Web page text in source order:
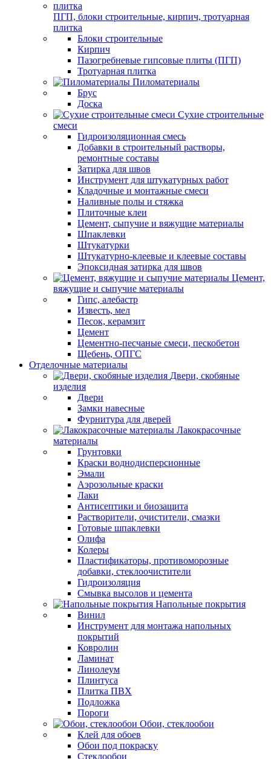
ПГП, блоки строительные, кирпич, тротуарная
плитка
Блоки строительные
Кирпич
Пазогребневые гипсовые плиты (ПГП)
Тротуарная плитка
Пиломатериалы
Брус
Доска
Сухие строительные
смеси
Гидроизоляционная смесь
Добавки в строительный растворы,
ремонтные составы
Затирка для швов
Инструмент для штукатурных работ
Кладочные и монтажные смеси
Наливные полы и стяжка
Плиточные клеи
Цемент, сыпучие и вяжущие материалы
Шпаклевки
Штукатурки
Штукатурно-клеевые и клеевые составы
Эпоксидная затирка для швов
Цемент,
вяжущие и сыпучие материалы
Гипс, алебастр
Известь, мел
Песок, керамзит
Цемент
Цементно-песчаные смеси, пескобетон
Щебень, ОПГС
Отделочные материалы
Двери, скобяные
изделия
Двери
Замки навесные
Фурнитура для дверей
Лакокрасочные
материалы
Грунтовки
Краски воднодисперсионные
Эмали
Аэрозольные краски
Лаки
Антисептики и биозащита
Растворители, очистители, смазки
Готовые шпаклевки
Олифа
Колеры
Пластификаторы, противоморозные
добавки, стеклоочистители
Гидроизоляция
Смывка высолов и цемента
Напольные покрытия
Винил
Инструмент для монтажа напольных
покрытий
Ковролин
Ламинат
Линолеум
Плинтуса
Плитка ПВХ
Подложка
Пороги
Обои, стеклообои
Клей для обоев
Обои под покраску
Стеклообои